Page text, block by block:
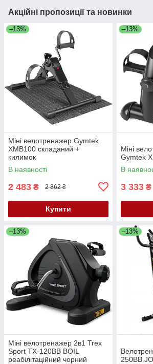
Акційні пропозиції та новинки
–13%
Міні велотренажер Gymtek
XMB100 складаний +
килимок
В наявності
2 483 ₴ 2 862 ₴
Купити
–13%
Міні
Gymtek
В
3 333 ₴
–13%
Міні велотренажер 2в1 Trex
Sport TX-120BB BOIL
реабілітаційний чорний
–13%
250BB